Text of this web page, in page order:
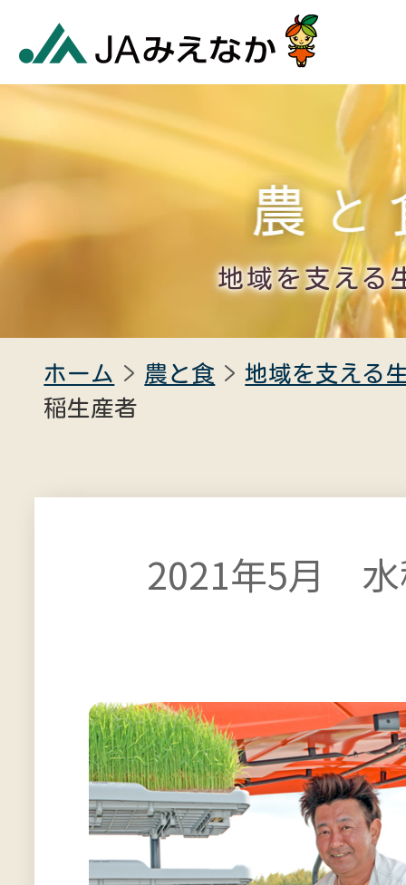
地域を支える
ホーム 農と食
地域を支える
稲生産者
2021年5月 水